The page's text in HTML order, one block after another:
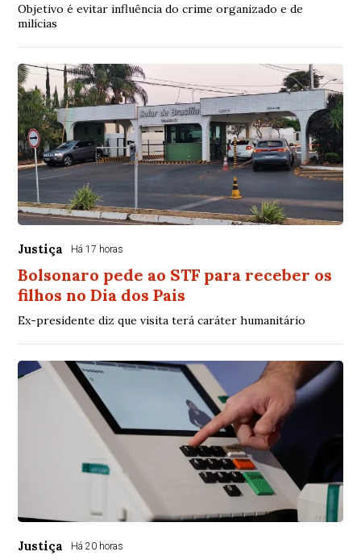
Objetivo é evitar influência do crime organizado e de
milícias
Justiça Há 17 horas
Bolsonaro pede ao STF para receber os
filhos no Dia dos Pais
Ex-presidente diz que visita terá caráter humanitário
Justiça Há 20 horas